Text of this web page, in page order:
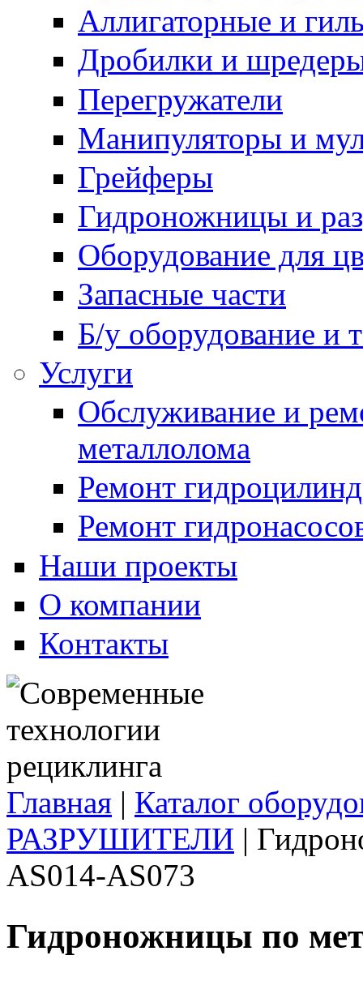
Аллигаторные и
Дробилки и
Перегружатели
Манипуляторы и
Грейферы
Гидроножницы и
Оборудование для
Запасные части
Б/у оборудование и
Услуги
Обслуживание и
металлолома
Ремонт
Ремонт
Наши проекты
О компании
Контакты
Вы здесь
Главная | Каталог
РАЗРУШИТЕЛИ |
AS014-AS073
Гидроножницы по